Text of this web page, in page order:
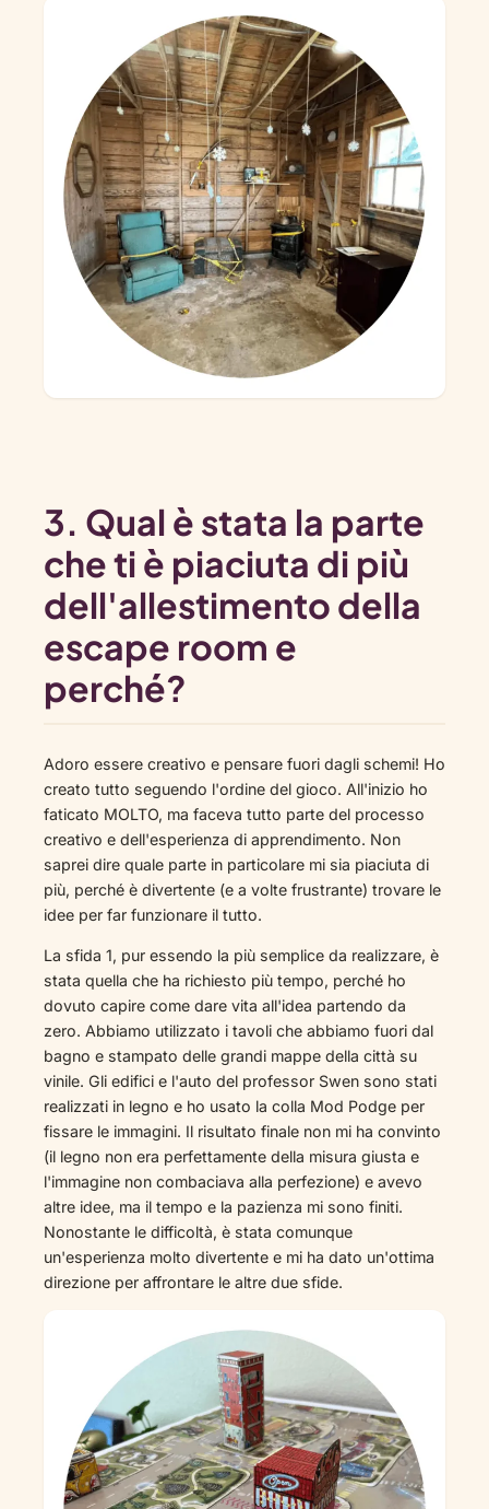
3. Qual è stata la parte
che ti è piaciuta di più
dell'allestimento della
escape room e
perché?
Adoro essere creativo e pensare fuori dagli schemi! Ho
creato tutto seguendo l'ordine del gioco. All'inizio ho
faticato MOLTO, ma faceva tutto parte del processo
creativo e dell'esperienza di apprendimento. Non
saprei dire quale parte in particolare mi sia piaciuta di
più, perché è divertente (e a volte frustrante) trovare le
idee per far funzionare il tutto.
La sfida 1, pur essendo la più semplice da realizzare, è
stata quella che ha richiesto più tempo, perché ho
dovuto capire come dare vita all'idea partendo da
zero. Abbiamo utilizzato i tavoli che abbiamo fuori dal
bagno e stampato delle grandi mappe della città su
vinile. Gli edifici e l'auto del professor Swen sono stati
realizzati in legno e ho usato la colla Mod Podge per
fissare le immagini. Il risultato finale non mi ha convinto
(il legno non era perfettamente della misura giusta e
l'immagine non combaciava alla perfezione) e avevo
altre idee, ma il tempo e la pazienza mi sono finiti.
Nonostante le difficoltà, è stata comunque
un'esperienza molto divertente e mi ha dato un'ottima
direzione per affrontare le altre due sfide.